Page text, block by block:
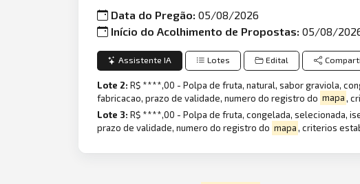
Data do Pregão:05/08/2026
Início do Acolhimento de Propostas:05/08/
Assistente IA Lotes Edital
Lote 2:R$ ****,00 - Polpa de fruta, natural, sabor graviola,
fabricacao, prazo de validade, numero do registro do mapa,
Lote 3:R$ ****,00 - Polpa de fruta, congelada, selecionada,
prazo de validade, numero do registro do mapa, criterios